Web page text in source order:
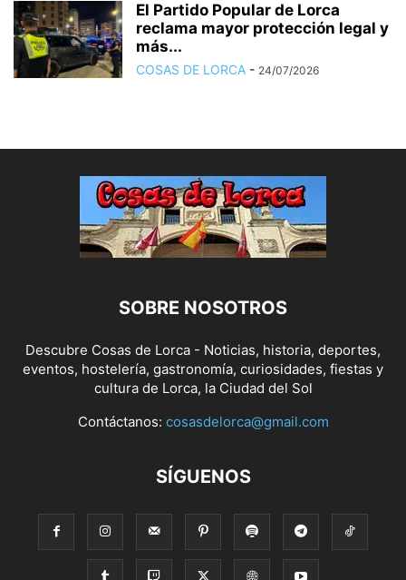
El Partido Popular de Lorca
reclama mayor protección legal y
más...
COSAS DE LORCA - 24/07/2026
SOBRE NOSOTROS
Descubre Cosas de Lorca - Noticias, historia, deportes,
eventos, hostelería, gastronomía, curiosidades, fiestas y
cultura de Lorca, la Ciudad del Sol
Contáctanos: cosasdelorca@gmail.com
SÍGUENOS